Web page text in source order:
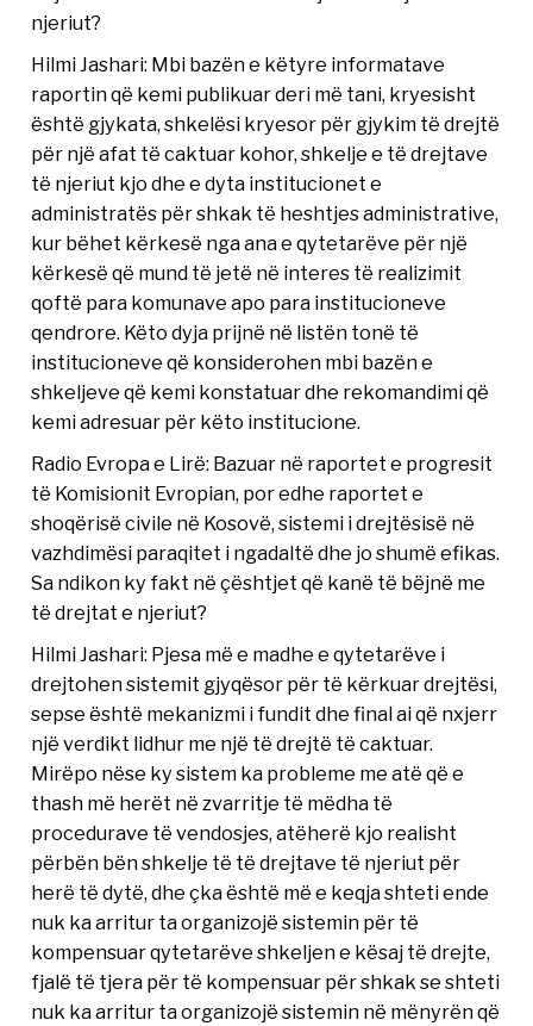
njeriut?
Hilmi Jashari: Mbi bazën e këtyre informatave
raportin që kemi publikuar deri më tani, kryesisht
është gjykata, shkelësi kryesor për gjykim të drejtë
për një afat të caktuar kohor, shkelje e të drejtave
të njeriut kjo dhe e dyta institucionet e
administratës për shkak të heshtjes administrative,
kur bëhet kërkesë nga ana e qytetarëve për një
kërkesë që mund të jetë në interes të realizimit
qoftë para komunave apo para institucioneve
qendrore. Këto dyja prijnë në listën tonë të
institucioneve që konsiderohen mbi bazën e
shkeljeve që kemi konstatuar dhe rekomandimi që
kemi adresuar për këto institucione.
Radio Evropa e Lirë: Bazuar në raportet e progresit
të Komisionit Evropian, por edhe raportet e
shoqërisë civile në Kosovë, sistemi i drejtësisë në
vazhdimësi paraqitet i ngadaltë dhe jo shumë efikas.
Sa ndikon ky fakt në çështjet që kanë të bëjnë me
të drejtat e njeriut?
Hilmi Jashari: Pjesa më e madhe e qytetarëve i
drejtohen sistemit gjyqësor për të kërkuar drejtësi,
sepse është mekanizmi i fundit dhe final ai që nxjerr
një verdikt lidhur me një të drejtë të caktuar.
Mirëpo nëse ky sistem ka probleme me atë që e
thash më herët në zvarritje të mëdha të
procedurave të vendosjes, atëherë kjo realisht
përbën bën shkelje të të drejtave të njeriut për
herë të dytë, dhe çka është më e keqja shteti ende
nuk ka arritur ta organizojë sistemin për të
kompensuar qytetarëve shkeljen e kësaj të drejte,
fjalë të tjera për të kompensuar për shkak se shteti
nuk ka arritur ta organizojë sistemin në mënyrën që